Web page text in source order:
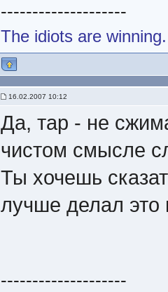
--------------------
The idiots are winning.
16.02.2007 10:12
Да, тар - не
чистом смысле
Ты хочешь
лучше делал это
--------------------